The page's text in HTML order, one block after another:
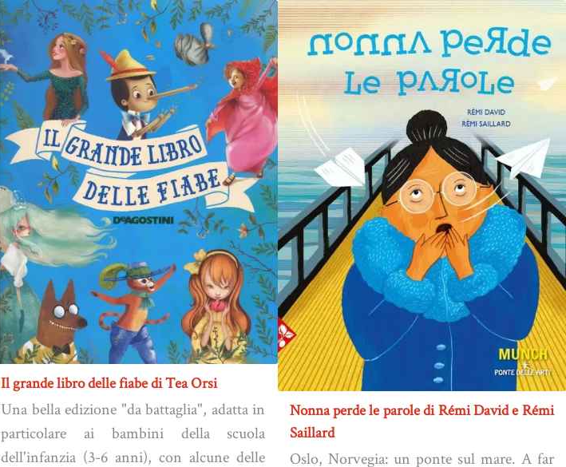
Il grande libro delle fiabe di Tea Orsi
Una bella edizione "da battaglia", adatta in
particolare ai bambini della scuola
dell'infanzia (3-6 anni), con alcune delle
Nonna perde le parole di Rémi David e Rémi
Saillard
Oslo, Norvegia: un ponte sul mare. A far